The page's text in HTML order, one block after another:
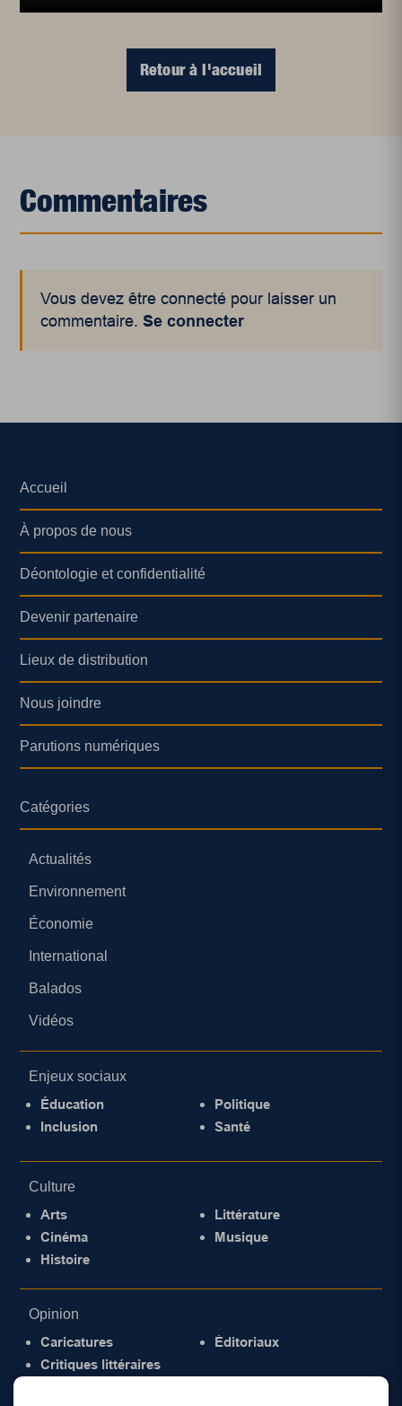
Retour à l'accueil
Commentaires
Vous devez être connecté pour laisser un
commentaire.Se connecter
Accueil
À propos de nous
Déontologie et confidentialité
Devenir partenaire
Lieux de distribution
Nous joindre
Parutions numériques
Catégories
Actualités
Environnement
Économie
International
Balados
Vidéos
Enjeux sociaux
Éducation
Inclusion
Politique
Santé
Culture
Arts
Cinéma
Histoire
Littérature
Musique
Opinion
Caricatures
Critiques littéraires
Éditoriaux